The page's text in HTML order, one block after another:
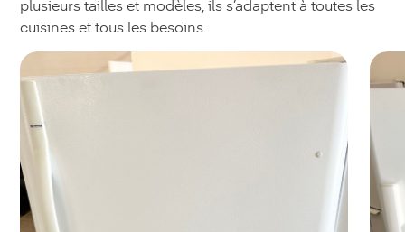
plusieurs tailles et modèles, ils s’adaptent à toutes les
cuisines et tous les besoins.